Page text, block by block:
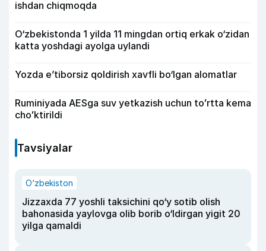
ishdan chiqmoqda
O‘zbekistonda 1 yilda 11 mingdan ortiq erkak o‘zidan
katta yoshdagi ayolga uylandi
Yozda e’tiborsiz qoldirish xavfli bo‘lgan alomatlar
Ruminiyada AESga suv yetkazish uchun toʻrtta kema
choʻktirildi
Tavsiyalar
O‘zbekiston
Jizzaxda 77 yoshli taksichini qo‘y sotib olish
bahonasida yaylovga olib borib o‘ldirgan yigit 20
yilga qamaldi